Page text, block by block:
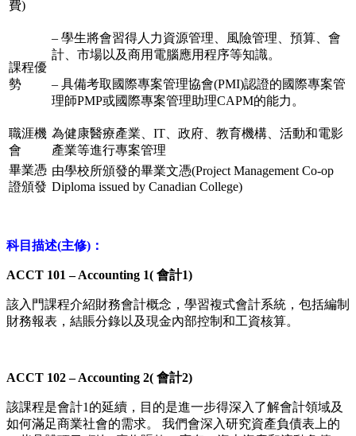
費)
課程優
勢
– 學生將會習得人力資源管理、風險管理、預算、會
計、市場以及商用電腦應用程序等知識。
– 具備考取國際專案管理協會(PMI)認證的國際專案管
理師PMP或國際專案管理助理CAPM的能力。
職涯機
會
為健康醫療產業、IT、政府、教育機構、活動和電影
產業等進行專案管理
畢業憑
證頒發
由學校所頒發的畢業文憑(Project Management Co-op
Diploma issued by Canadian College)
科目描述(主修)：
ACCT 101 – Accounting 1( 會計1)
該入門課程介紹財務會計概念，學習複式會計系統，包括編制
財務報表，結賬分錄以及現金內部控制和工資核算。
ACCT 102 – Accounting 2( 會計2)
該課程是會計1的延續，目的是進一步得深入了解會計領域及
如何滿足商業社會的需求。 我們會深入研究資產負債表上的